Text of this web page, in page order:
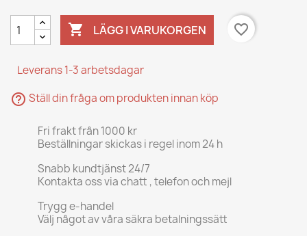
 LÄGG I VARUKORGEN favorite_border
Leverans 1-3 arbetsdagar
help_outline Ställ din fråga om produkten innan köp
Fri frakt från 1000 kr
Beställningar skickas i regel inom 24 h
Snabb kundtjänst 24/7
Kontakta oss via chatt , telefon och mejl
Trygg e-handel
Välj något av våra säkra betalningssätt